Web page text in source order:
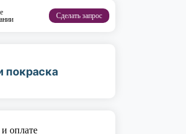
Сделать запрос
покраска
оплате